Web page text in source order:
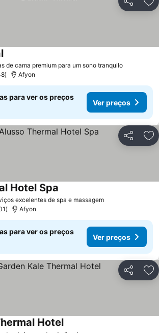
Partilhar
de cama premium para um sono tranquilo
Afyon
para ver os preços
Ver preços
Partilhar
excelentes de spa e massagem
Hotel Spa
Afyon
para ver os preços
Ver preços
Partilhar
Hotel